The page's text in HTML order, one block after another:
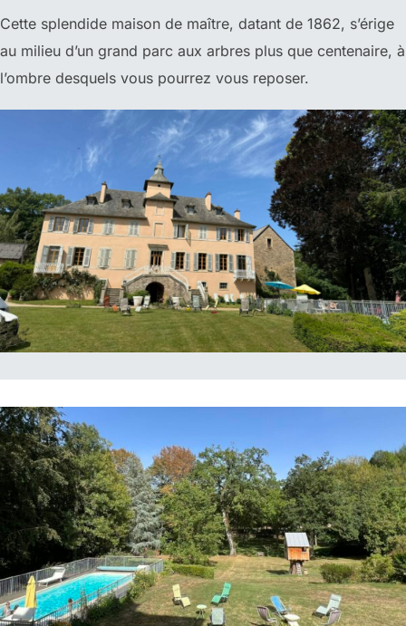
Cette splendide maison de maître, datant de 1862, s’érige
au milieu d’un grand parc aux arbres plus que centenaire, à
l’ombre desquels vous pourrez vous reposer.